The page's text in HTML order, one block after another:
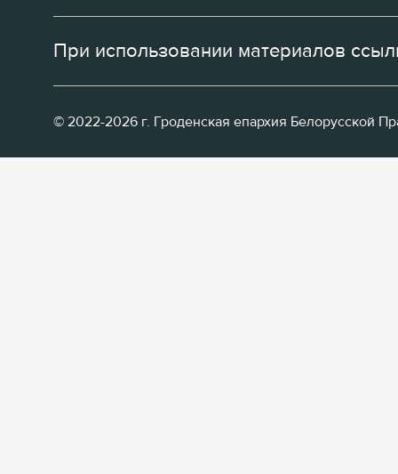
При использовании материалов
© 2022-2026 г. Гроденская епархия Белорусской